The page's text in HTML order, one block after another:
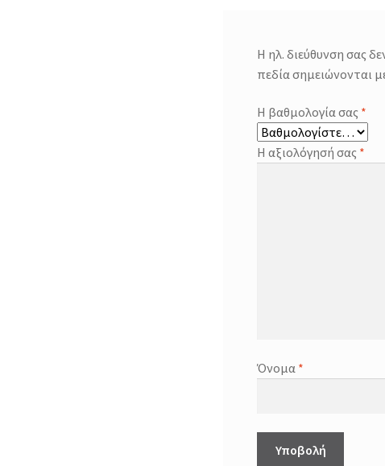
Η ηλ. διεύθυνση σας
πεδία σημειώνονται
Η βαθμολογία σας *
Η αξιολόγησή σας *
Όνομα *